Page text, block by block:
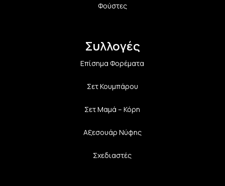
Φούστες
Συλλογές
Επίσημα Φορέματα
Σετ Κουμπάρου
Σετ Μαμά – Κόρη
Αξεσουάρ Νύφης
Σχεδιαστές